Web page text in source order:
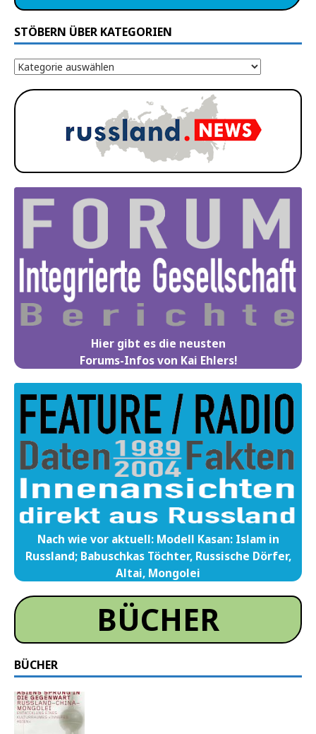
STÖBERN ÜBER KATEGORIEN
Hier gibt es die neusten
Forums-Infos von Kai Ehlers!
Nach wie vor aktuell: Modell Kasan: Islam in
Russland; Babuschkas Töchter, Russische Dörfer,
Altai, Mongolei
BÜCHER
BÜCHER